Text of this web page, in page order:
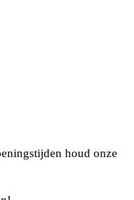
houd onze